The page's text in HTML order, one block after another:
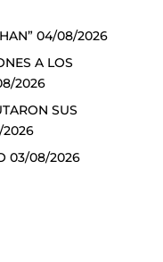
04/08/2026
A LOS
2026
SUS
03/08/2026